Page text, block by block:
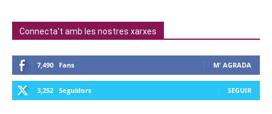
Connecta't amb les nostres xarxes
7,490 Fans M' AGRADA
3,252 Seguidors SEGUIR